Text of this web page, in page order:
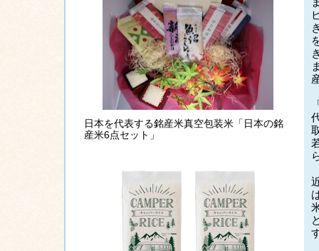
日本を代表する銘産米真空包装米「日本の銘
産米6点セット」